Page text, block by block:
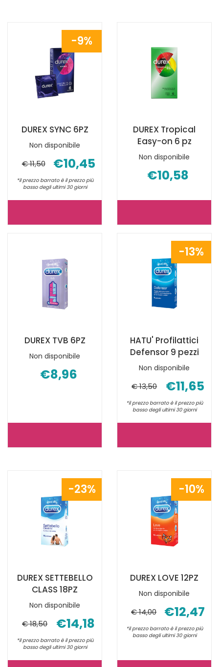
PZ NON
È
DISPONIBILE
6
PEZZI NON
È
DISPONIBILE
DUREX SYNC 6PZ
Non disponibile
9%
€ 11,50 €10,45
*il prezzo barrato è il prezzo più
basso degli ultimi 30 giorni
È
DISPONIBILE
DUREX Tropical
Easy-on 6 pz
Non disponibile
€10,58
EASY-
ON
6
PZ NON
È
DISPONIBILE
DUREX TVB 6PZ
Non disponibile
€8,96
DISPONIBILE
HATU' Profilattici
Defensor 9 pezzi
Non disponibile
13%
€ 13,50 €11,65
*il prezzo barrato è il prezzo più
basso degli ultimi 30 giorni
PEZZI NON
È
DISPONIBILE
DUREX SETTEBELLO
CLASS 18PZ
Non disponibile
23%
€ 18,50 €14,18
*il prezzo barrato è il prezzo più
basso degli ultimi 30 giorni
DUREX LOVE 12PZ
Non disponibile
10%
€ 14,00 €12,47
*il prezzo barrato è il prezzo più
basso degli ultimi 30 giorni